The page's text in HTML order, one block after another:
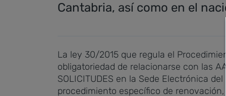
Cantabria, así como en el
La ley 30/2015 que regula el
obligatoriedad de relacionarse con las
SOLICITUDES en la Sede Electrónica
procedimiento específico de